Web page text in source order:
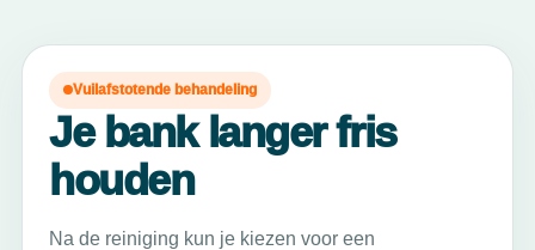
Vuilafstotende behandeling
Je bank langer fris
houden
Na de reiniging kun je kiezen voor een